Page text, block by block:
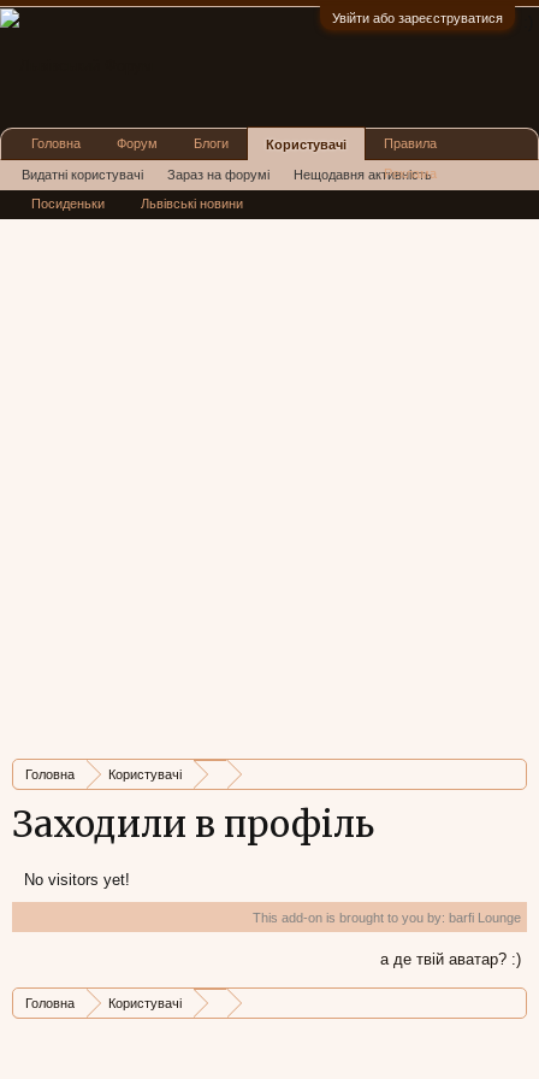
Увійти або зареєструватися
Головна Користувачі
Заходили в профіль
No visitors yet!
This add-on is brought to you by: barfi Lounge
а де твій аватар? :)
Головна Користувачі
Головна Форум Блоги Користувачі
Видатні користувачі Зараз на форумі Нещодавня активність
Нові повідомлення профілю
Правила
Реклама
Посиденьки Львівські новини